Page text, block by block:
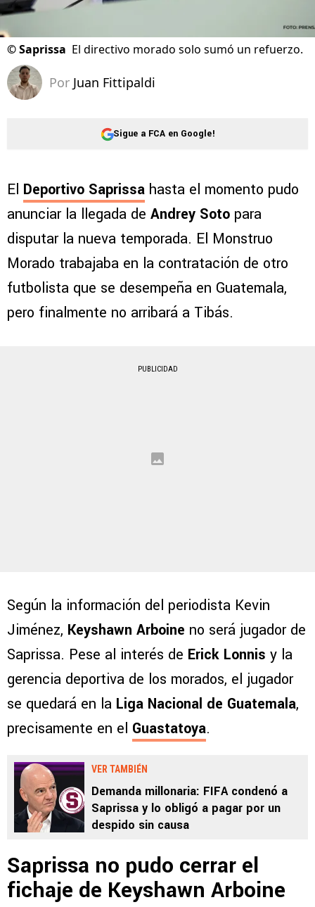
©Saprissa El directivo morado solo sumó un refuerzo.
Por Juan Fittipaldi
Sigue a FCA en Google!
El Deportivo Saprissa hasta el momento pudo
anunciar la llegada de Andrey Soto para
disputar la nueva temporada. El Monstruo
Morado trabajaba en la contratación de otro
futbolista que se desempeña en Guatemala,
pero finalmente no arribará a Tibás.
PUBLICIDAD
Según la información del periodista Kevin
Jiménez, Keyshawn Arboine no será jugador de
Saprissa. Pese al interés de Erick Lonnis y la
gerencia deportiva de los morados, el jugador
se quedará en la Liga Nacional de Guatemala,
precisamente en el Guastatoya.
VER TAMBIÉN
Demanda millonaria: FIFA condenó a
Saprissa y lo obligó a pagar por un
despido sin causa
Saprissa no pudo cerrar el
fichaje de Keyshawn Arboine